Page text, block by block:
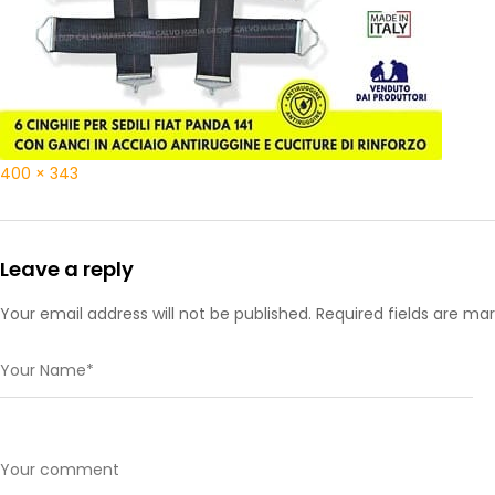
400 × 343
Leave a reply
Your email address will not be published. Required fields are